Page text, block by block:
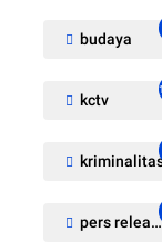
budaya
kctv
pers release